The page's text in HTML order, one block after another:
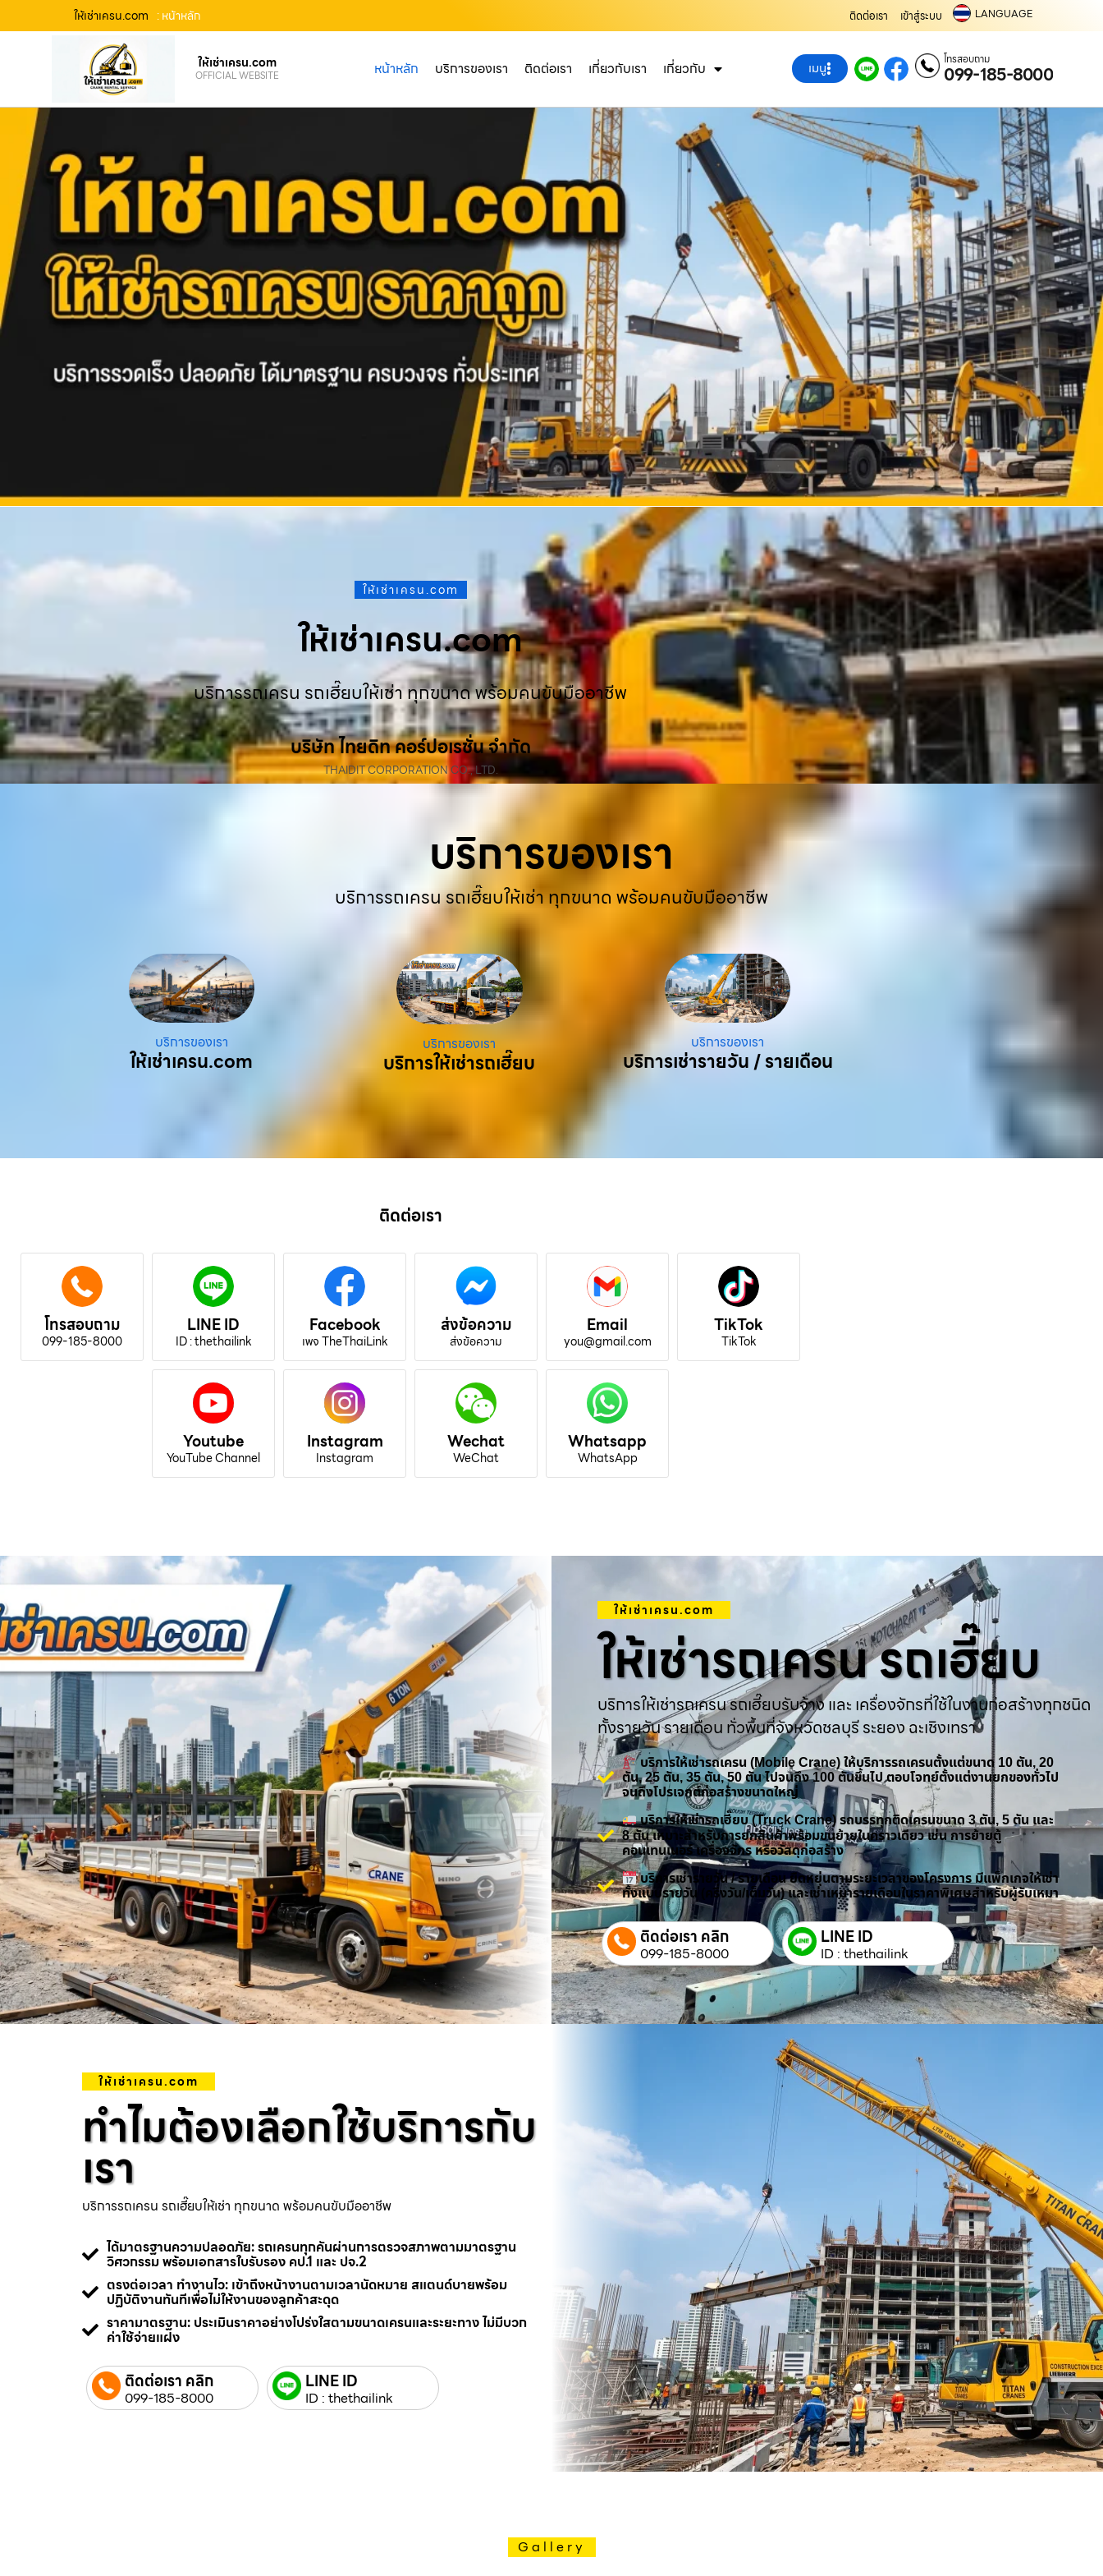
ให้เช่าเครน.com : หน้าหลัก ติดต่อเรา เข้าสู่ระบบ LANGUAGE
ให้เช่าเครน.com
OFFICIAL WEBSITE หน้าหลัก บริการของเรา ติดต่อเรา เกี่ยวกับเรา เกี่ยวกับ เมนู โทรสอบถาม
099-185-8000
ให้เช่าเครน.com
ให้เช่าเครน.com
บริการรถเครน รถเฮี๊ยบให้เช่า ทุกขนาด พร้อมคนขับมืออาชีพ
บริษัท ไทยดิท คอร์ปอเรชั่น จำกัด
THAIDIT CORPORATION CO., LTD.
บริการของเรา
บริการรถเครน รถเฮี๊ยบให้เช่า ทุกขนาด พร้อมคนขับมืออาชีพ
บริการของเรา
ให้เช่าเครน.com
บริการของเรา
บริการให้เช่ารถเฮี๊ยบ
บริการของเรา
บริการเช่ารายวัน / รายเดือน
ติดต่อเรา
โทรสอบถาม
099-185-8000
LINE ID
ID : thethailink
Facebook
เพจ TheThaiLink
ส่งข้อความ
ส่งข้อความ
Email
you@gmail.com
TikTok
TikTok
Youtube
YouTube Channel
Instagram
Instagram
Wechat
WeChat
Whatsapp
WhatsApp
ให้เช่าเครน.com
ให้เช่ารถเครน รถเฮี๊ยบ
บริการให้เช่ารถเครน รถเฮี๊ยบรับจ้าง และ เครื่องจักรที่ใช้ในงานก่อสร้างทุกชนิด
ทั้งรายวัน รายเดือน ทั่วพื้นที่จังหวัดชลบุรี ระยอง ฉะเชิงเทรา
บริการให้เช่ารถเครน (Mobile Crane) ให้บริการรถเครนตั้งแต่ขนาด 10 ตัน, 20
ตัน, 25 ตัน, 35 ตัน, 50 ตัน ไปจนถึง 100 ตันขึ้นไป ตอบโจทย์ตั้งแต่งานยกของทั่วไป
จนถึงโปรเจกต์ก่อสร้างขนาดใหญ่
บริการให้เช่ารถเฮี๊ยบ (Truck Crane) รถบรรทุกติดเครนขนาด 3 ตัน, 5 ตัน และ
8 ตัน เหมาะสำหรับการยกสินค้าพร้อมขนย้ายในคราวเดียว เช่น การย้ายตู้
คอนเทนเนอร์ เครื่องจักร หรือวัสดุก่อสร้าง
บริการเช่ารายวัน / รายเดือน ยืดหยุ่นตามระยะเวลาของโครงการ มีแพ็กเกจให้เช่า
ทั้งแบบรายวัน (ครึ่งวัน/เต็มวัน) และเช่าเหมารายเดือนในราคาพิเศษสำหรับผู้รับเหมา
ติดต่อเรา คลิก
099-185-8000
LINE ID
ID : thethailink
ให้เช่าเครน.com
ทำไมต้องเลือกใช้บริการกับ
เรา
บริการรถเครน รถเฮี๊ยบให้เช่า ทุกขนาด พร้อมคนขับมืออาชีพ
ได้มาตรฐานความปลอดภัย: รถเครนทุกคันผ่านการตรวจสภาพตามมาตรฐาน
วิศวกรรม พร้อมเอกสารใบรับรอง คป.1 และ ปจ.2
ตรงต่อเวลา ทำงานไว: เข้าถึงหน้างานตามเวลานัดหมาย สแตนด์บายพร้อม
ปฏิบัติงานทันทีเพื่อไม่ให้งานของลูกค้าสะดุด
ราคามาตรฐาน: ประเมินราคาอย่างโปร่งใสตามขนาดเครนและระยะทาง ไม่มีบวก
ค่าใช้จ่ายแฝง
ติดต่อเรา คลิก
099-185-8000
LINE ID
ID : thethailink
Gallery